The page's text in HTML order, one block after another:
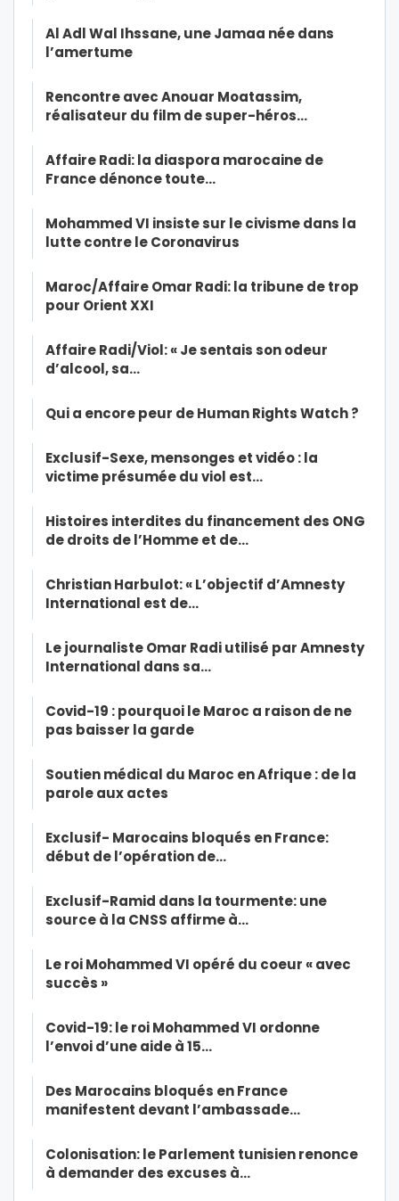
Al Adl Wal Ihssane, une Jamaa née dans
l’amertume
Rencontre avec Anouar Moatassim,
réalisateur du film de super-héros…
Affaire Radi: la diaspora marocaine de
France dénonce toute…
Mohammed VI insiste sur le civisme dans la
lutte contre le Coronavirus
Maroc/Affaire Omar Radi: la tribune de trop
pour Orient XXI
Affaire Radi/Viol: « Je sentais son odeur
d’alcool, sa…
Qui a encore peur de Human Rights Watch ?
Exclusif-Sexe, mensonges et vidéo : la
victime présumée du viol est…
Histoires interdites du financement des ONG
de droits de l’Homme et de…
Christian Harbulot: « L’objectif d’Amnesty
International est de…
Le journaliste Omar Radi utilisé par Amnesty
International dans sa…
Covid-19 : pourquoi le Maroc a raison de ne
pas baisser la garde
Soutien médical du Maroc en Afrique : de la
parole aux actes
Exclusif- Marocains bloqués en France:
début de l’opération de…
Exclusif-Ramid dans la tourmente: une
source à la CNSS affirme à…
Le roi Mohammed VI opéré du coeur « avec
succès »
Covid-19: le roi Mohammed VI ordonne
l’envoi d’une aide à 15…
Des Marocains bloqués en France
manifestent devant l’ambassade…
Colonisation: le Parlement tunisien renonce
à demander des excuses à…